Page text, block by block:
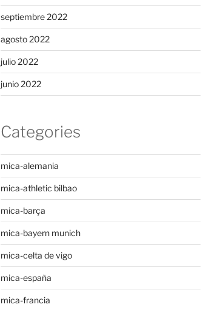
septiembre 2022
agosto 2022
julio 2022
junio 2022
Categories
mica-alemania
mica-athletic bilbao
mica-barça
mica-bayern munich
mica-celta de vigo
mica-españa
mica-francia